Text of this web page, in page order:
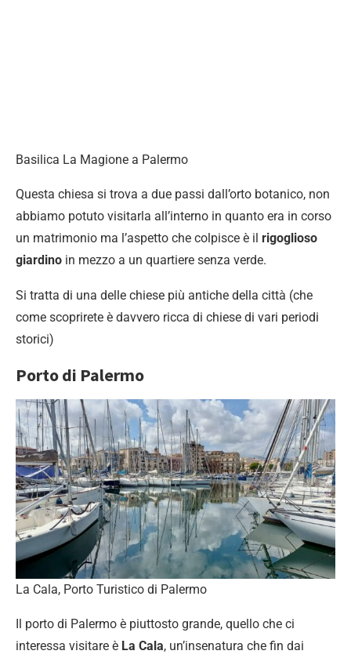
Basilica La Magione a Palermo
Questa chiesa si trova a due passi dall’orto botanico, non
abbiamo potuto visitarla all’interno in quanto era in corso
un matrimonio ma l’aspetto che colpisce è il rigoglioso
giardino in mezzo a un quartiere senza verde.
Si tratta di una delle chiese più antiche della città (che
come scoprirete è davvero ricca di chiese di vari periodi
storici)
Porto di Palermo
La Cala, Porto Turistico di Palermo
Il porto di Palermo è piuttosto grande, quello che ci
interessa visitare è La Cala, un’insenatura che fin dai